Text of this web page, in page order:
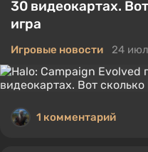
30 видеокартах.
игра
Игровые новости 24
1 комментарий